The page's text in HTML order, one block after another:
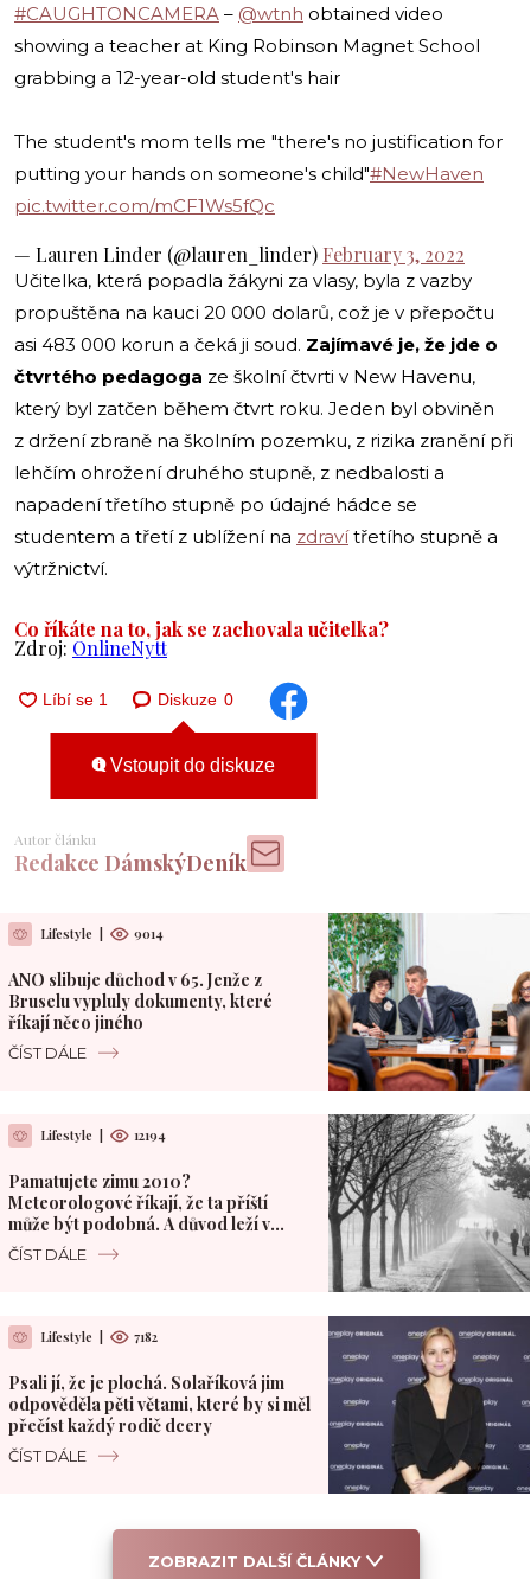
#CAUGHTONCAMERA – @wtnh obtained video
showing a teacher at King Robinson Magnet School
grabbing a 12-year-old student's hair
The student's mom tells me "there's no justification for
putting your hands on someone's child"#NewHaven
pic.twitter.com/mCF1Ws5fQc
— Lauren Linder (@lauren_linder) February 3, 2022
Učitelka, která popadla žákyni za vlasy, byla z vazby
propuštěna na kauci 20 000 dolarů, což je v přepočtu
asi 483 000 korun a čeká ji soud. Zajímavé je, že jde o
čtvrtého pedagoga ze školní čtvrti v New Havenu,
který byl zatčen během čtvrt roku. Jeden byl obviněn
z držení zbraně na školním pozemku, z rizika zranění při
lehčím ohrožení druhého stupně, z nedbalosti a
napadení třetího stupně po údajné hádce se
studentem a třetí z ublížení na zdravítřetího stupně a
výtržnictví.
Co říkáte na to, jak se zachovala učitelka?
Zdroj: OnlineNytt
Diskuze 0
Vstoupit do diskuze
Autor článku
Redakce DámskýDeník
Lifestyle 9014
ANO slibuje důchod v 65. Jenže z
Bruselu vypluly dokumenty, které
říkají něco jiného
ČÍST DÁLE
Lifestyle 12194
Pamatujete zimu 2010?
Meteorologové říkají, že ta příští
může být podobná. A důvod leží v
Pacifiku
ČÍST DÁLE
Lifestyle 7182
Psali jí, že je plochá. Solaříková jim
odpověděla pěti větami, které by si měl
přečíst každý rodič dcery
ČÍST DÁLE
ZOBRAZIT DALŠÍ ČLÁNKY